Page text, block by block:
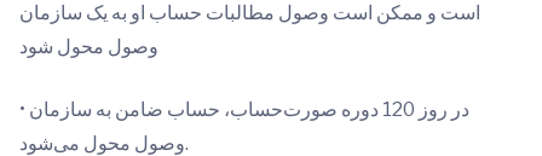
است و ممکن است وصول مطالبات حساب او به یک سازمان
وصول محول شود
• در روز 120 دوره صورت‌حساب، حساب ضامن به سازمان
وصول محول می‌شود.